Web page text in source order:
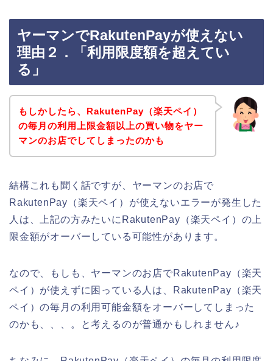
ヤーマンでRakutenPayが使えない
理由２．「利用限度額を超えてい
る」
もしかしたら、RakutenPay（楽天ペイ）
の毎月の利用上限金額以上の買い物をヤー
マンのお店でしてしまったのかも
結構これも聞く話ですが、ヤーマンのお店で
RakutenPay（楽天ペイ）が使えないエラーが発生した
人は、上記の方みたいにRakutenPay（楽天ペイ）の上
限金額がオーバーしている可能性があります。
なので、もしも、ヤーマンのお店でRakutenPay（楽天
ペイ）が使えずに困っている人は、RakutenPay（楽天
ペイ）の毎月の利用可能金額をオーバーしてしまった
のかも、、、。と考えるのが普通かもしれません♪